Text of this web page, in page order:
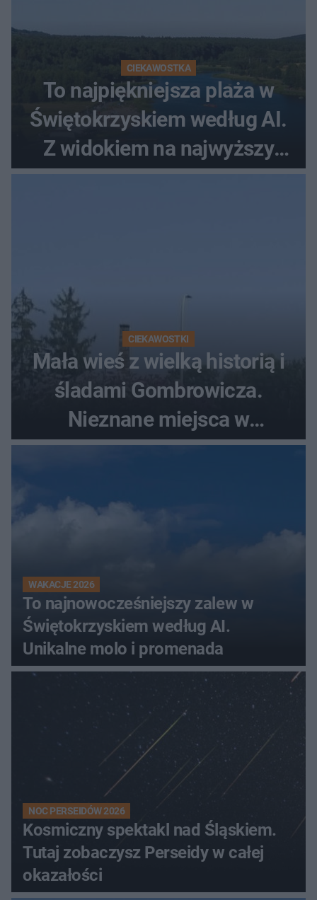
CIEKAWOSTKA
To najpiękniejsza plaża w
Świętokrzyskiem według AI.
Z widokiem na najwyższy
szczyt Gór Świętokrzyskich
CIEKAWOSTKI
Mała wieś z wielką historią i
śladami Gombrowicza.
Nieznane miejsca w
Świętokrzyskiem
WAKACJE 2026
To najnowocześniejszy zalew w
Świętokrzyskiem według AI.
Unikalne molo i promenada
NOC PERSEIDÓW 2026
Kosmiczny spektakl nad Śląskiem.
Tutaj zobaczysz Perseidy w całej
okazałości